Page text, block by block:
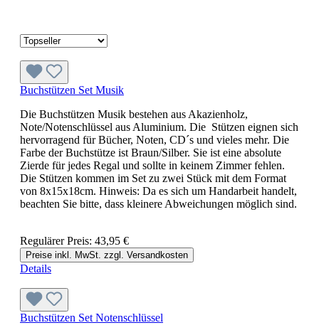
Buchstützen Set Musik
Die Buchstützen Musik bestehen aus Akazienholz,
Note/Notenschlüssel aus Aluminium. Die Stützen eignen sich
hervorragend für Bücher, Noten, CD´s und vieles mehr. Die
Farbe der Buchstütze ist Braun/Silber. Sie ist eine absolute
Zierde für jedes Regal und sollte in keinem Zimmer fehlen.
Die Stützen kommen im Set zu zwei Stück mit dem Format
von 8x15x18cm. Hinweis: Da es sich um Handarbeit handelt,
beachten Sie bitte, dass kleinere Abweichungen möglich sind.
Regulärer Preis: 43,95 €
Preise inkl. MwSt. zzgl. Versandkosten
Details
Buchstützen Set Notenschlüssel